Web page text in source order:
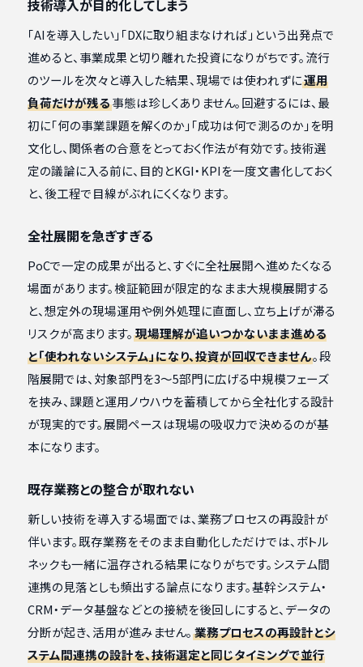
技術導入が目的化してしまう
「AIを導入したい」「DXに取り組まなければ」という出発点で
進めると、事業成果と切り離れた投資になりがちです。流行
のツールを次々と導入した結果、現場では使われずに運用
負荷だけが残る事態は珍しくありません。回避するには、最
初に「何の事業課題を解くのか」「成功は何で測るのか」を明
文化し、関係者の合意をとっておく作法が有効です。技術選
定の議論に入る前に、目的とKGI・KPIを一度文書化しておく
と、後工程で目線がぶれにくくなります。
全社展開を急ぎすぎる
PoCで一定の成果が出ると、すぐに全社展開へ進めたくなる
場面があります。検証範囲が限定的なまま大規模展開する
と、想定外の現場運用や例外処理に直面し、立ち上げが滞る
リスクが高まります。 現場理解が追いつかないまま進める
と「使われないシステム」になり、投資が回収できません。段
階展開では、対象部門を3〜5部門に広げる中規模フェーズ
を挟み、課題と運用ノウハウを蓄積してから全社化する設計
が現実的です。展開ペースは現場の吸収力で決めるのが基
本になります。
既存業務との整合が取れない
新しい技術を導入する場面では、業務プロセスの再設計が
伴います。既存業務をそのまま自動化しただけでは、ボトル
ネックも一緒に温存される結果になりがちです。システム間
連携の見落としも頻出する論点になります。基幹システム・
CRM・データ基盤などとの接続を後回しにすると、データの
分断が起き、活用が進みません。 業務プロセスの再設計とシ
ステム間連携の設計を、技術選定と同じタイミングで並行